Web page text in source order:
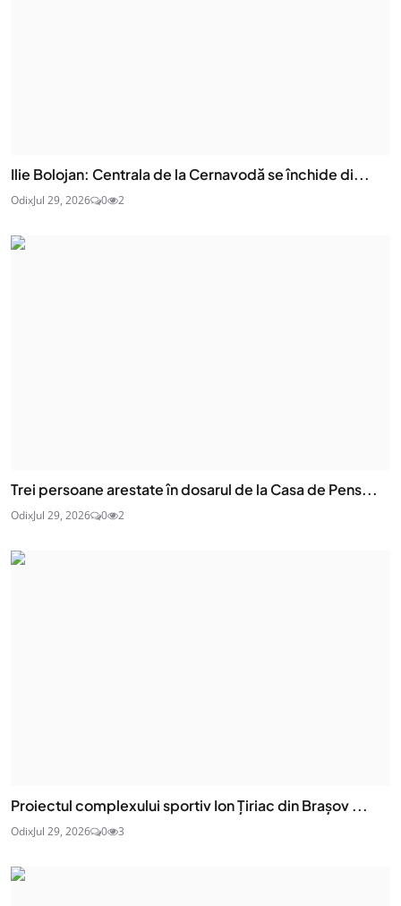
Ilie Bolojan: Centrala de la Cernavodă se închide di...
OdixJul 29, 2026 0 2
Trei persoane arestate în dosarul de la Casa de Pens...
OdixJul 29, 2026 0 2
Proiectul complexului sportiv Ion Țiriac din Brașov ...
OdixJul 29, 2026 0 3